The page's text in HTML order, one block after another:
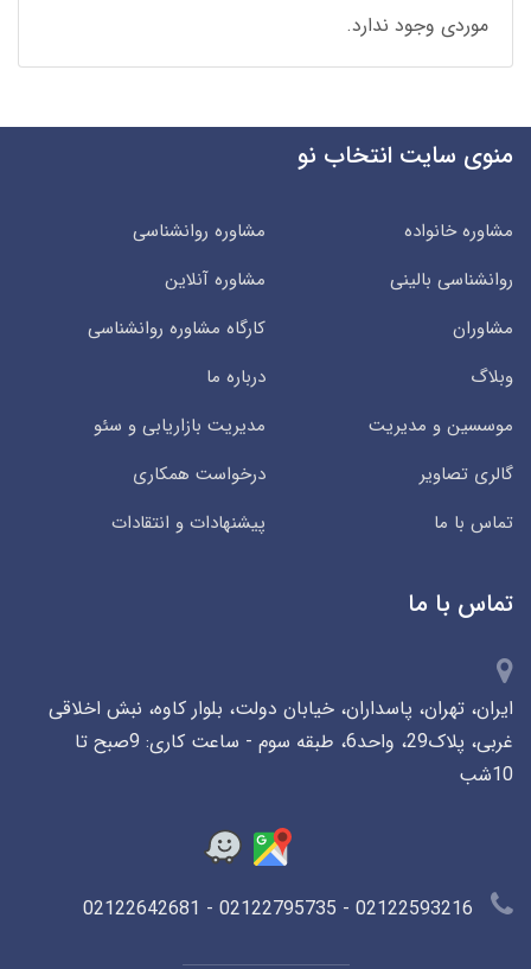
موردی وجود ندارد.
منوی سایت انتخاب نو
مشاوره خانواده
مشاوره روانشناسی
روانشناسی بالینی
مشاوره آنلاین
مشاوران
کارگاه مشاوره روانشناسی
وبلاگ
درباره ما
موسسین و مدیریت
مدیریت بازاریابی و سئو
گالری تصاویر
درخواست همکاری
تماس با ما
پیشنهادات و انتقادات
تماس با ما
ایران، تهران، پاسداران، خیابان دولت، بلوار کاوه، نبش اخلاقی
غربی، پلاک29، واحد6، طبقه سوم - ساعت کاری: 9صبح تا
10شب